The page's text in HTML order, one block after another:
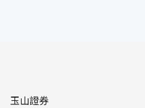
玉山證券